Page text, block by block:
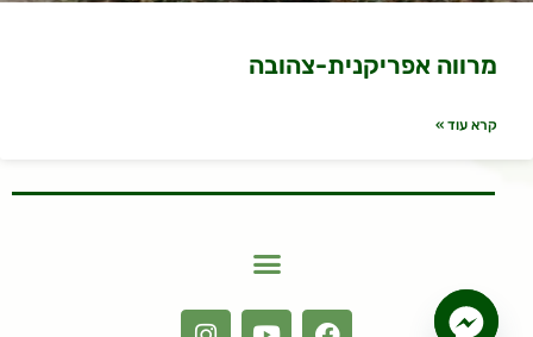
מרווה אפריקנית-צהובה
קרא עוד »